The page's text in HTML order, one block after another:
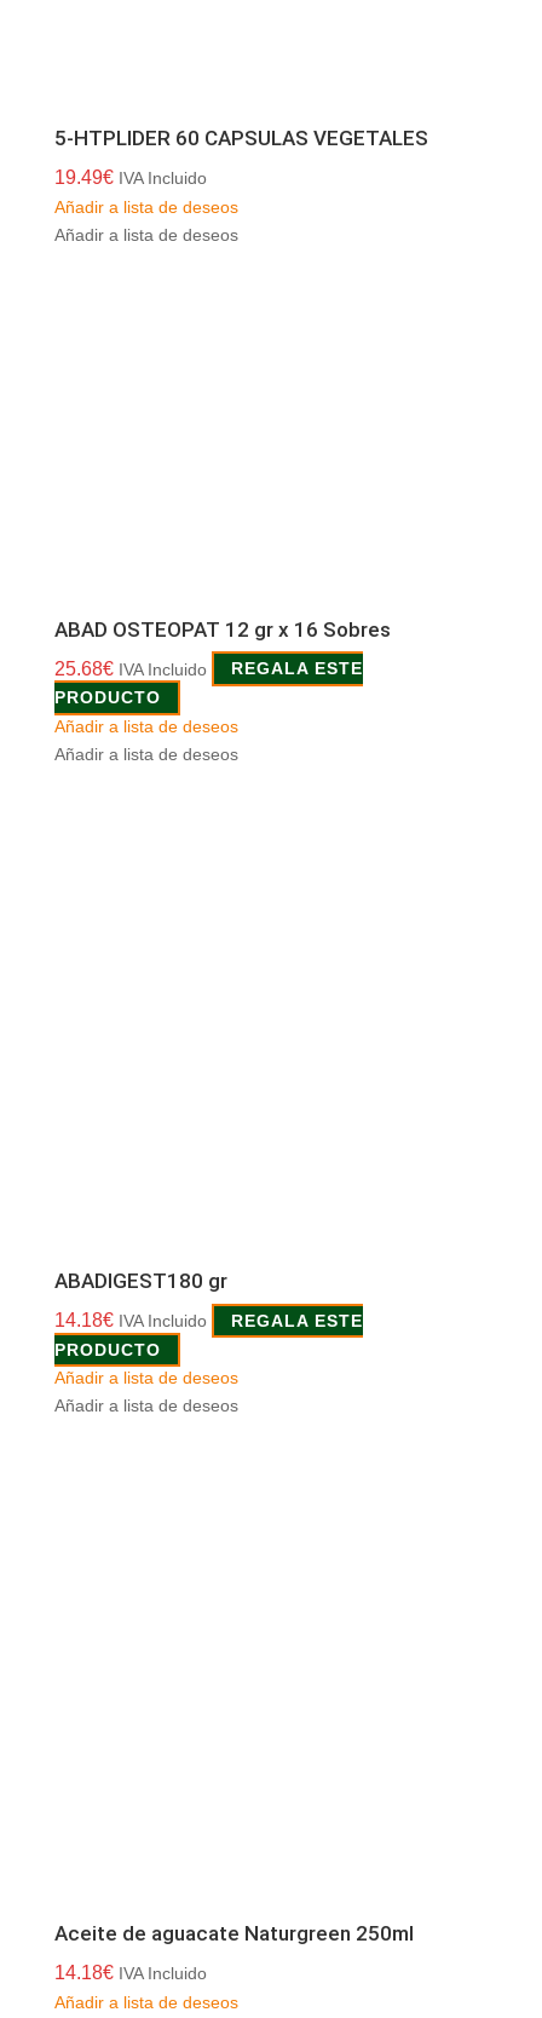
5-HTPLIDER 60 CAPSULAS VEGETALES
19.49€ IVA Incluido
Añadir a lista de deseos
Añadir a lista de deseos
ABAD OSTEOPAT 12 gr x 16 Sobres
25.68€ IVA Incluido
REGALA ESTE
PRODUCTO
Añadir a lista de deseos
Añadir a lista de deseos
ABADIGEST180 gr
14.18€ IVA Incluido
REGALA ESTE
PRODUCTO
Añadir a lista de deseos
Añadir a lista de deseos
Aceite de aguacate Naturgreen 250ml
14.18€ IVA Incluido
Añadir a lista de deseos